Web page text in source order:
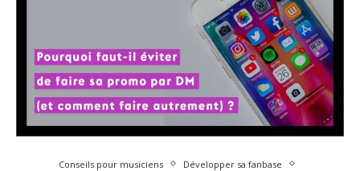
Conseils pour musiciens
Développer sa fanbase